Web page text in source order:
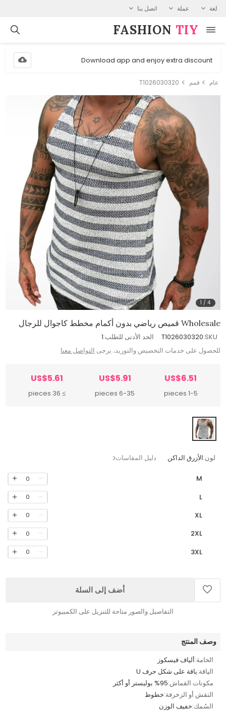
لغة عملة اتصل بنا
FASHION⁠ TIY
Download app and enjoy extra discount
عام قمم T1026030320
1 /4
Wholesale قميص رياضي بدون أكمام مخطط كاجوال للرجال
SKU:
T1026030320 الحد الأدنى للطلب:1
للحصول على خدمات التخصيص والتوريد، يرجى التواصل معنا
US$6.51
1-5 pieces
US$5.91
6-35 pieces
US$5.61
≥ 36 pieces
لون:الأزرق الداكن دليل المقاسات
M
0
L
0
XL
0
2XL
0
3XL
0
أضف إلى السلة
التفاصيل والصور متاحة للتنزيل على الكمبيوتر
وصف المنتج
الخامة:ألياف فيسكوز
الياقة:ياقة على شكل حرف U
مكونات القماش:%95 بوليستر أو أكثر
النقش أو الزخرفة:خطوط
السُمك:خفيف الوزن